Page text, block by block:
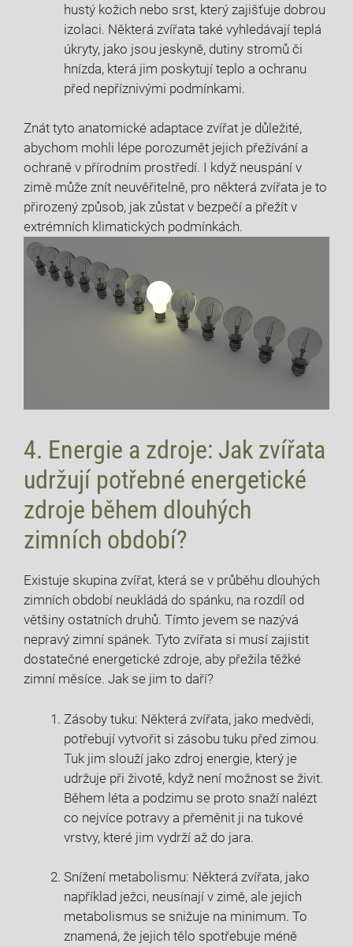
hustý kožich nebo srst, který zajišťuje dobrou
izolaci. Některá zvířata také vyhledávají teplá
úkryty, jako jsou jeskyně, dutiny stromů či
hnízda, která jim poskytují teplo a ochranu
před nepříznivými podmínkami.
Znát tyto anatomické adaptace zvířat je důležité,
abychom mohli lépe porozumět jejich přežívání a
ochraně v přírodním prostředí. I když neuspání v
zimě může znít neuvěřitelně, pro některá zvířata je to
přirozený způsob, jak zůstat v bezpečí a přežít v
extrémních klimatických podmínkách.
4. Energie a zdroje: Jak zvířata
udržují potřebné energetické
zdroje během dlouhých
zimních období?
Existuje skupina zvířat, která se v průběhu dlouhých
zimních období neukládá do spánku, na rozdíl od
většiny ostatních druhů. Tímto jevem se nazývá
nepravý zimní spánek. Tyto zvířata si musí zajistit
dostatečné energetické zdroje, aby přežila těžké
zimní měsíce. Jak se jim to daří?
Zásoby tuku: Některá zvířata, jako medvědi,
potřebují vytvořit si zásobu tuku před zimou.
Tuk jim slouží jako zdroj energie, který je
udržuje při životě, když není možnost se živit.
Během léta a podzimu se proto snaží nalézt
co nejvíce potravy a přeměnit ji na tukové
vrstvy, které jim vydrží až do jara.
Snížení metabolismu: Některá zvířata, jako
například ježci, neusínají v zimě, ale jejich
metabolismus se snižuje na minimum. To
znamená, že jejich tělo spotřebuje méně